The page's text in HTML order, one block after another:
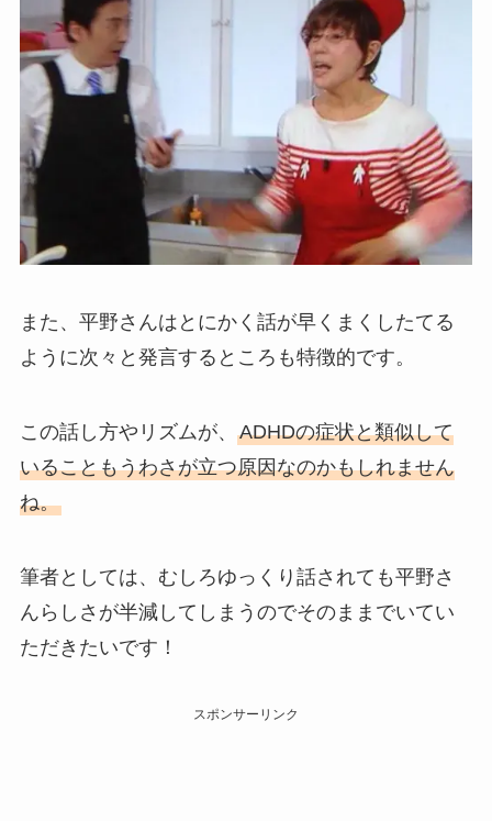
また、平野さんはとにかく話が早くまくしたてる
ように次々と発言するところも特徴的です。
この話し方やリズムが、 ADHDの症状と類似して
いることもうわさが立つ原因なのかもしれません
ね。
筆者としては、むしろゆっくり話されても平野さ
んらしさが半減してしまうのでそのままでいてい
ただきたいです！
スポンサーリンク